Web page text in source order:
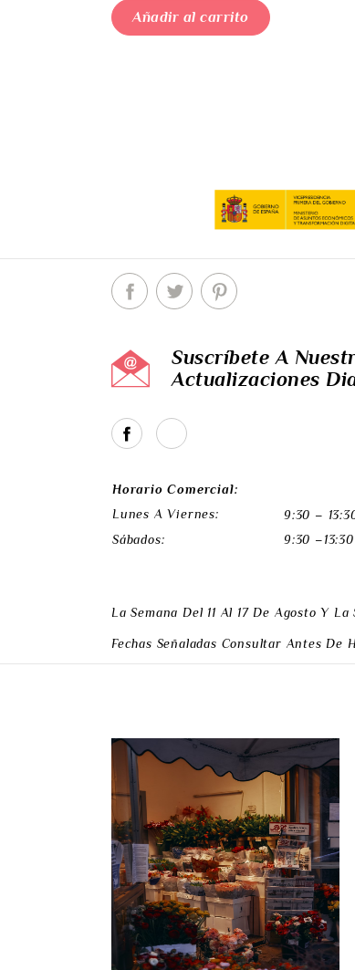
Añadir al carrito
Suscríbete A
Actualizaciones
Horario Comercial:
Lunes A Viernes:
9:30 –
Sábados:
9:30 –13:30
La Semana Del 11 Al 17 De Agosto Y La
Fechas Señaladas Consultar Antes De